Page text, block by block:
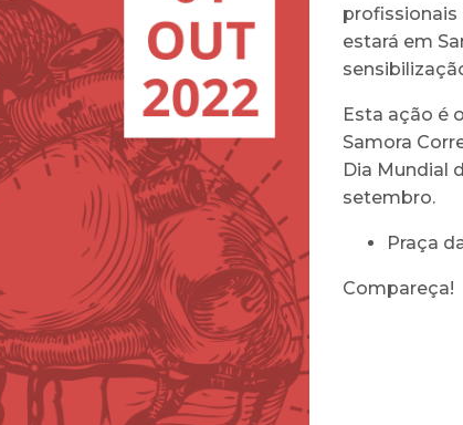
profissionais
estará em
Esta ação é
Samora
Dia Mundial
setembro.
Praça
Compareça!